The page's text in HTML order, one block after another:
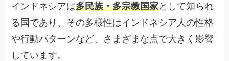
インドネシアは多民族・多宗教国家として知られ
る国であり、その多様性はインドネシア人の性格
や行動パターンなど、さまざまな点で大きく影響
しています。